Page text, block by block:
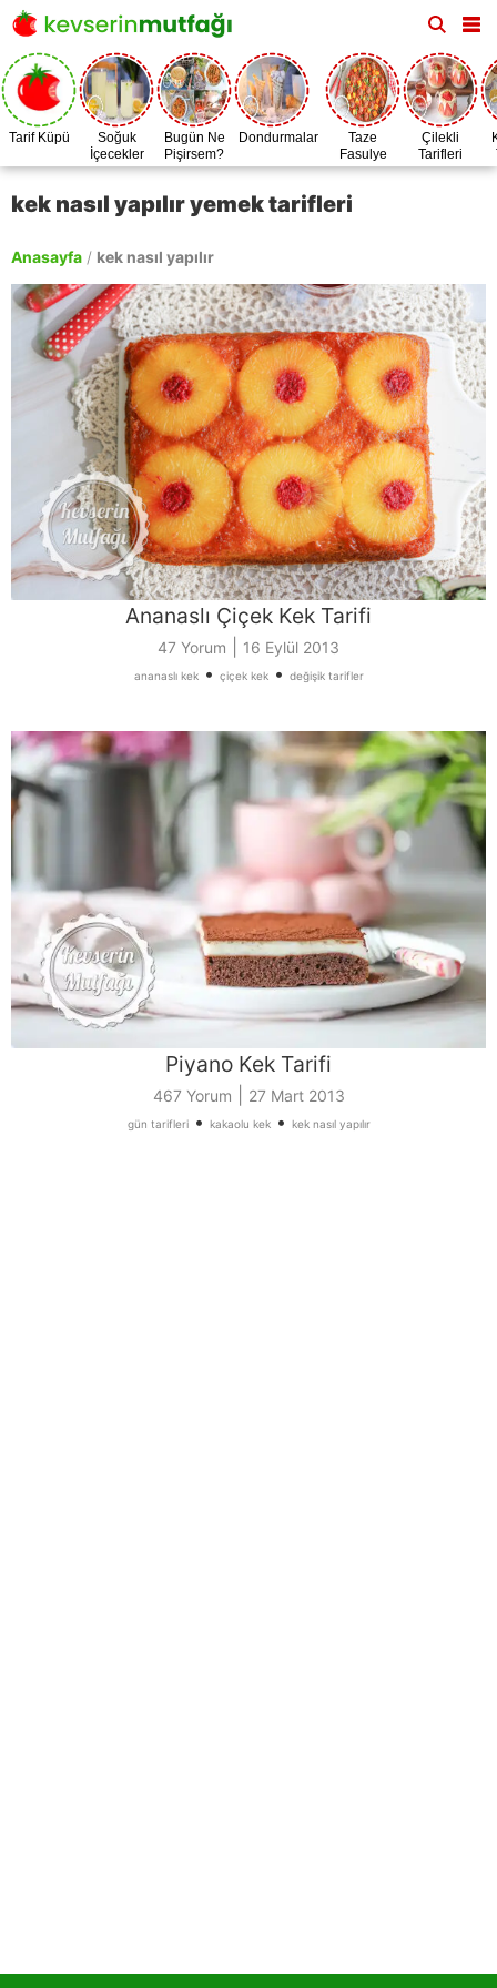
Tarif Küpü
Soğuk
İçecekler
Bugün Ne
Pişirsem?
Dondurmalar
Taze
Fasulye
Zamanı
Çilekli
Tarifleri
kek nasıl yapılır yemek tarifleri
Anasayfa / kek nasıl yapılır
Ananaslı Çiçek Kek Tarifi
47 Yorum 16 Eylül 2013
ananaslı kek• çiçek kek• değişik tarifler
Piyano Kek Tarifi
467 Yorum 27 Mart 2013
gün tarifleri• kakaolu kek• kek nasıl yapılır